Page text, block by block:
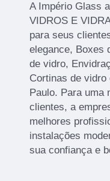
A Império Glass
VIDROS E
para seus
elegance, Boxes
de vidro,
Cortinas de vidro
Paulo. Para uma
clientes, a
melhores
instalações
sua confiança e